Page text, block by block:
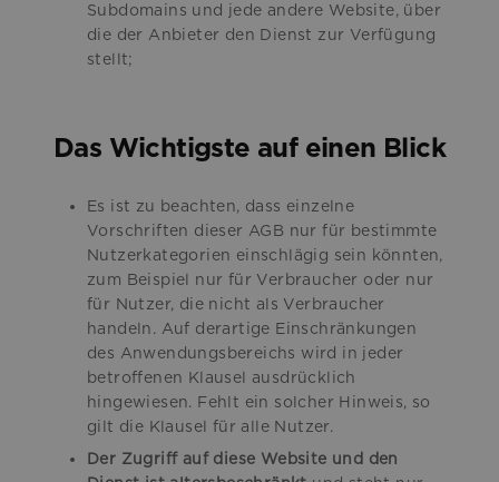
Subdomains und jede andere Website, über
die der Anbieter den Dienst zur Verfügung
stellt;
Das Wichtigste auf einen Blick
Es ist zu beachten, dass einzelne
Vorschriften dieser AGB nur für bestimmte
Nutzerkategorien einschlägig sein könnten,
zum Beispiel nur für Verbraucher oder nur
für Nutzer, die nicht als Verbraucher
handeln. Auf derartige Einschränkungen
des Anwendungsbereichs wird in jeder
betroffenen Klausel ausdrücklich
hingewiesen. Fehlt ein solcher Hinweis, so
gilt die Klausel für alle Nutzer.
Der Zugriff auf diese Website und den